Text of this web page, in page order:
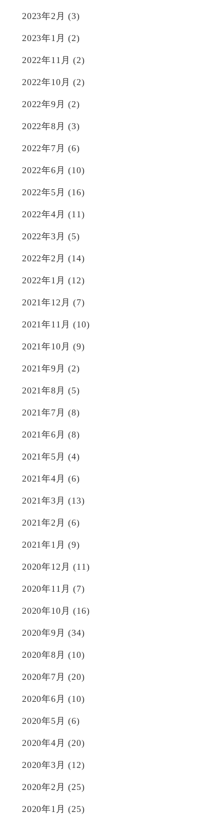
2023年2月 (3)
2023年1月 (2)
2022年11月 (2)
2022年10月 (2)
2022年9月 (2)
2022年8月 (3)
2022年7月 (6)
2022年6月 (10)
2022年5月 (16)
2022年4月 (11)
2022年3月 (5)
2022年2月 (14)
2022年1月 (12)
2021年12月 (7)
2021年11月 (10)
2021年10月 (9)
2021年9月 (2)
2021年8月 (5)
2021年7月 (8)
2021年6月 (8)
2021年5月 (4)
2021年4月 (6)
2021年3月 (13)
2021年2月 (6)
2021年1月 (9)
2020年12月 (11)
2020年11月 (7)
2020年10月 (16)
2020年9月 (34)
2020年8月 (10)
2020年7月 (20)
2020年6月 (10)
2020年5月 (6)
2020年4月 (20)
2020年3月 (12)
2020年2月 (25)
2020年1月 (25)